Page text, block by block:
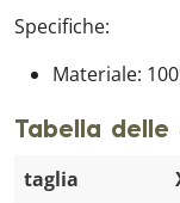
Specifiche:
Materiale:
Tabella delle
taglia